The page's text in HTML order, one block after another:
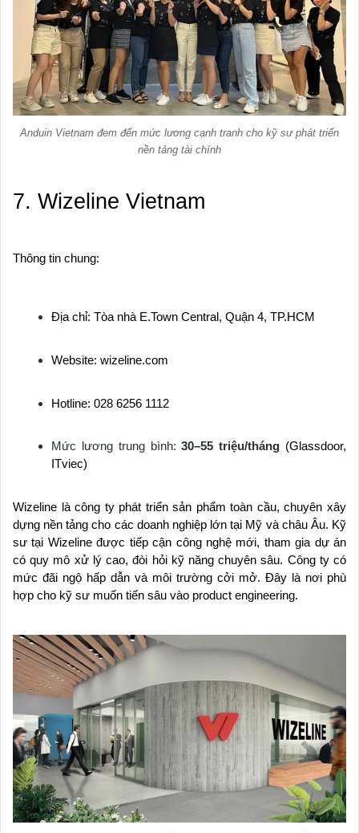
Anduin Vietnam đem đến mức lương cạnh tranh cho kỹ sư phát triển
nền tảng tài chính
7. Wizeline Vietnam
Thông tin chung:
Địa chỉ: Tòa nhà E.Town Central, Quận 4, TP.HCM
Website: wizeline.com
Hotline: 028 6256 1112
Mức lương trung bình:30–55 triệu/tháng (Glassdoor,
ITviec)
Wizeline là công ty phát triển sản phẩm toàn cầu, chuyên xây
dựng nền tảng cho các doanh nghiệp lớn tại Mỹ và châu Âu. Kỹ
sư tại Wizeline được tiếp cận công nghệ mới, tham gia dự án
có quy mô xử lý cao, đòi hỏi kỹ năng chuyên sâu. Công ty có
mức đãi ngộ hấp dẫn và môi trường cởi mở. Đây là nơi phù
hợp cho kỹ sư muốn tiến sâu vào product engineering.